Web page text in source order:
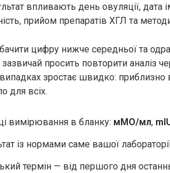
впливають день овуляції, дата
прийом препаратів ХГЛ та
цифру нижче середньої та
просить повторити аналіз
випадках зростає швидко:
для всіх.
вимірювання в бланку: мМО/мл,
із нормами саме вашої
термін — від першого дня